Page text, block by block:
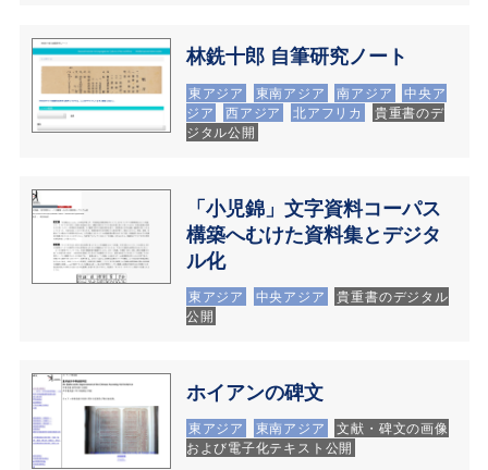
林銑十郎 自筆研究ノート
東アジア 東南アジア 南アジア
中央ア
ジア
西アジア 北アフリカ
貴重書のデ
ジタル公開
「小児錦」文字資料コーパス
構築へむけた資料集とデジタ
ル化
東アジア 中央アジア
貴重書のデジタル
公開
ホイアンの碑文
東アジア 東南アジア
文献・碑文の画像
および電子化テキスト公開